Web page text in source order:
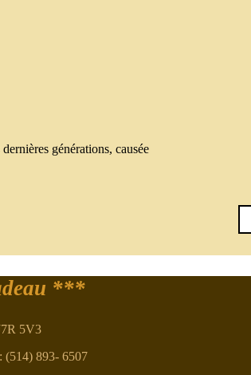
générations, causée
***
5V3
893- 6507